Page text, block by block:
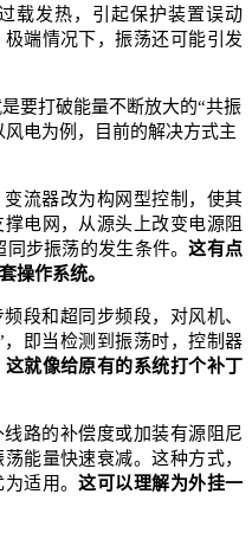
载发热，引起保护装置误动
端情况下，振荡还可能引发
要打破能量不断放大的“共振
电为例，目前的解决方式主
变流器改为构网型控制，使其
电网，从源头上改变电源阻
同步振荡的发生条件。这有点
操作系统。
段和超同步频段，对风机、
即当检测到振荡时，控制器
这就像给原有的系统打个补丁
线路的补偿度或加装有源阻尼
能量快速衰减。这种方式，
为适用。这可以理解为外挂一